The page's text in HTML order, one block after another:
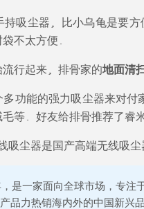
持吸尘器, 比小乌龟是要
不太方便.
流行起来, 排骨家的地面清
多功能的强力吸尘器来对
等. 好友给排骨推荐了睿
吸尘器是国产高端无线吸
是一家面向全球市场，专
品力热销海内外的中国新兴品